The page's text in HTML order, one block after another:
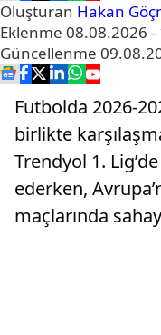
Oluşturan Hakan
Eklenme 08.08.2026 -
Güncellenme
Futbolda 2026-
birlikte
Trendyol 1.
ederken,
maçlarında